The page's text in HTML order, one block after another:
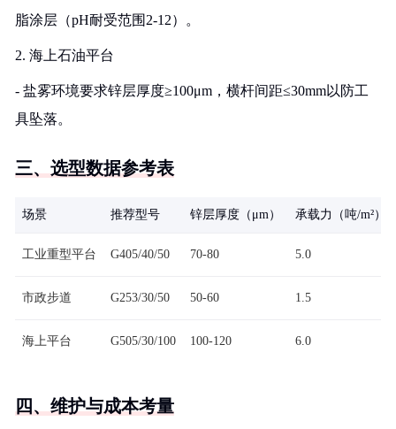
脂涂层（pH耐受范围2-12）。
2. 海上石油平台
- 盐雾环境要求锌层厚度≥100μm，横杆间距≤30mm以防工
具坠落。
三、选型数据参考表
场景 推荐型号 锌层厚度（μm） 承载力（吨/m²）
工业重型平台 G405/40/50 70-80 5.0
市政步道 G253/30/50 50-60 1.5
海上平台 G505/30/100 100-120 6.0
四、维护与成本考量